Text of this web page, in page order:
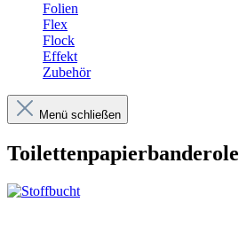
Folien
Flex
Flock
Effekt
Zubehör
Menü schließen
Toilettenpapierbanderole